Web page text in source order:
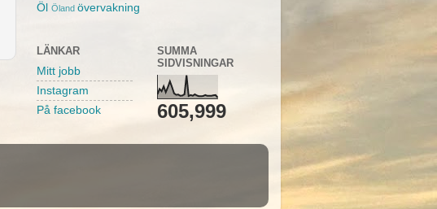
Öl Öland övervakning
LÄNKAR
Mitt jobb
Instagram
På facebook
SUMMA
SIDVISNINGAR
605,999